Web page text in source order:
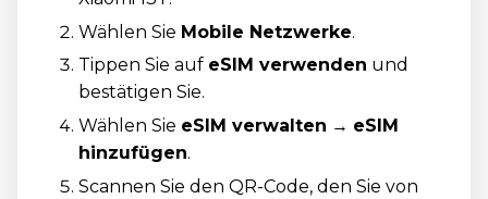
Wählen Sie Mobile Netzwerke.
Tippen Sie auf eSIM verwenden und
bestätigen Sie.
Wählen Sie eSIM verwalten → eSIM
hinzufügen.
Scannen Sie den QR-Code, den Sie von